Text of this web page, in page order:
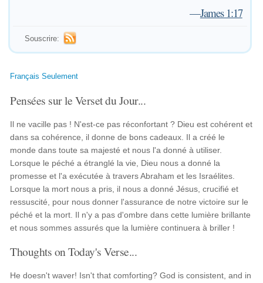
—James 1:17
Souscrire:
Français Seulement
Pensées sur le Verset du Jour...
Il ne vacille pas ! N'est-ce pas réconfortant ? Dieu est cohérent et
dans sa cohérence, il donne de bons cadeaux. Il a créé le
monde dans toute sa majesté et nous l'a donné à utiliser.
Lorsque le péché a étranglé la vie, Dieu nous a donné la
promesse et l'a exécutée à travers Abraham et les Israélites.
Lorsque la mort nous a pris, il nous a donné Jésus, crucifié et
ressuscité, pour nous donner l'assurance de notre victoire sur le
péché et la mort. Il n'y a pas d'ombre dans cette lumière brillante
et nous sommes assurés que la lumière continuera à briller !
Thoughts on Today's Verse...
He doesn't waver! Isn't that comforting? God is consistent, and in